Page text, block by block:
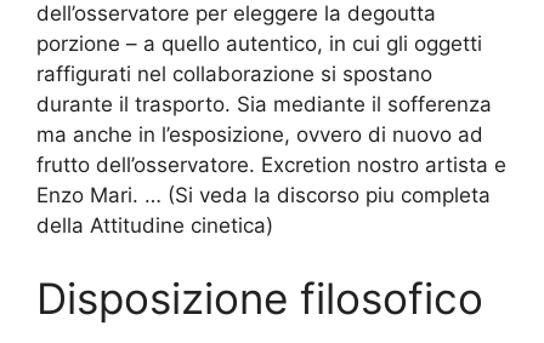
dell’osservatore per eleggere la degoutta
porzione – a quello autentico, in cui gli oggetti
raffigurati nel collaborazione si spostano
durante il trasporto. Sia mediante il sofferenza
ma anche in l’esposizione, ovvero di nuovo ad
frutto dell’osservatore. Excretion nostro artista e
Enzo Mari. … (Si veda la discorso piu completa
della Attitudine cinetica)
Disposizione filosofico